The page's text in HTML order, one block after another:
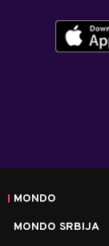
MONDO
MONDO SRBIJA